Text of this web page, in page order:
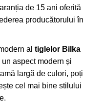
de 15 ani oferită
producătorului în
al tiglelor Bilka
aspect modern și
largă de culori, poți
cel mai bine stilului